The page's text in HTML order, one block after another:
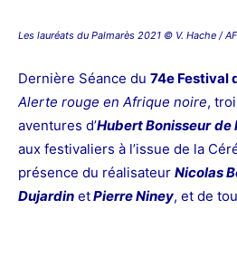
Les lauréats du Palmarès 2021 © V. Hache /
Dernière Séance du 74e Festival
Alerte rouge en Afrique noire,
aventures d’Hubert Bonisseur de
aux festivaliers à l’issue de la
présence du réalisateur Nicolas
Dujardin etPierre Niney, et de